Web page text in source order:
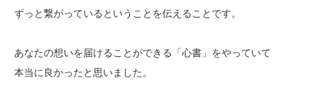
ずっと繋がっているということを伝えることです。
あなたの想いを届けることができる「心書」をやっていて
本当に良かったと思いました。